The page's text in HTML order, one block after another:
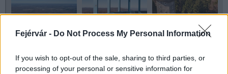
Fejérvár - Do Not Process My Personal Information
If you wish to opt-out of the sale, sharing to third parties, or
processing of your personal or sensitive information for